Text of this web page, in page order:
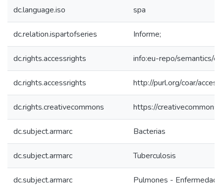
dc.language.iso spa
dc.relation.ispartofseries Informe;
dc.rights.accessrights info:eu-repo/semantics/
dc.rights.accessrights http://purl.org/coar/
dc.rights.creativecommons https://
dc.subject.armarc Bacterias
dc.subject.armarc Tuberculosis
dc.subject.armarc Pulmones -